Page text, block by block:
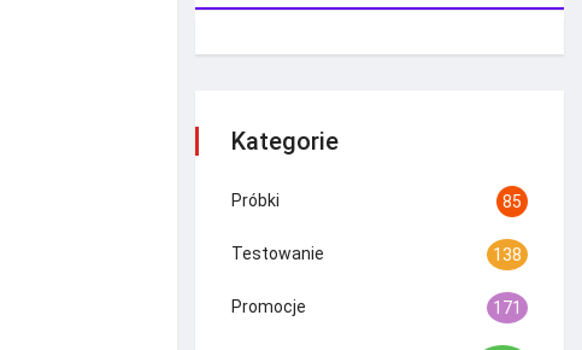
Kategorie
Próbki 85
Testowanie 138
Promocje 171